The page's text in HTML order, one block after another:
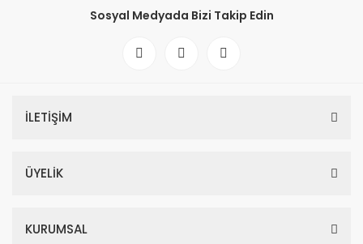
Sosyal Medyada Bizi Takip Edin
İLETİŞİM
ÜYELİK
KURUMSAL